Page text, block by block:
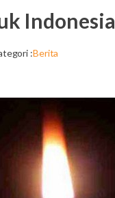
Indonesia
:Berita